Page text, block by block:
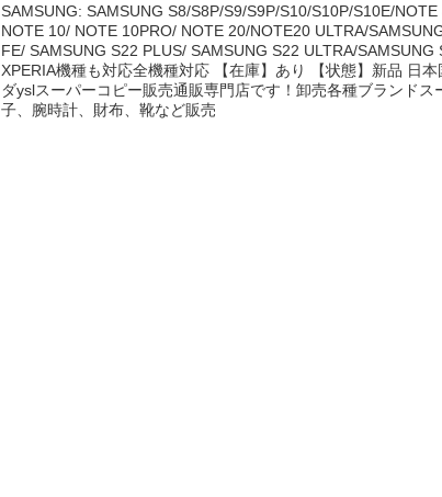
SAMSUNG: SAMSUNG S8/S8P/S9/S9P/S10/S10P/S10E/
NOTE 10/ NOTE 10PRO/ NOTE 20/NOTE20 ULTRA/
FE/ SAMSUNG S22 PLUS/ SAMSUNG S22 ULTRA/
XPERIA機種も対応全機種対応 【在庫】あり 【状態】新品 日
ダyslスーパーコピー販売通販専門店です！卸売各種ブランド
子、腕時計、財布、靴など販売